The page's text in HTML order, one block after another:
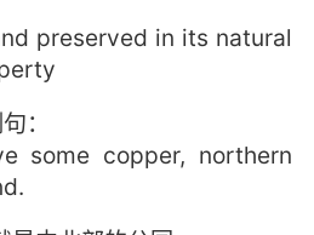
preserved in its natural
：
some copper, northern